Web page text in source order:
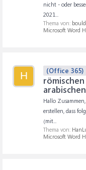
nicht - oder
2021...
Thema von:
Microsoft Word
H (Office 365)
Hallo
erstellen, dass
(mit...
Thema von:
Microsoft Word